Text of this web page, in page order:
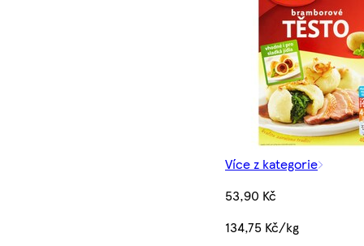
Více z kategorie
53,90 Kč
134,75 Kč/kg